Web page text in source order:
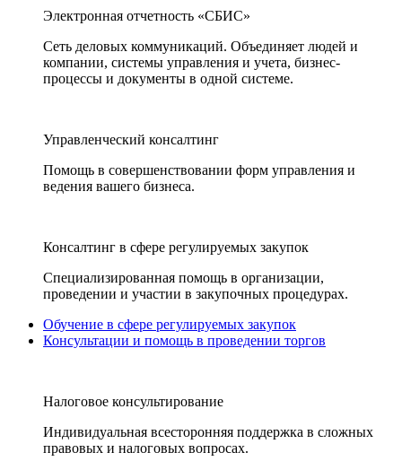
Электронная отчетность «СБИС»
Сеть деловых коммуникаций. Объединяет людей и
компании, системы управления и учета, бизнес-
процессы и документы в одной системе.
Управленческий консалтинг
Помощь в совершенствовании форм управления и
ведения вашего бизнеса.
Консалтинг в сфере регулируемых закупок
Специализированная помощь в организации,
проведении и участии в закупочных процедурах.
Обучение в сфере регулируемых закупок
Консультации и помощь в проведении торгов
Налоговое консультирование
Индивидуальная всесторонняя поддержка в сложных
правовых и налоговых вопросах.